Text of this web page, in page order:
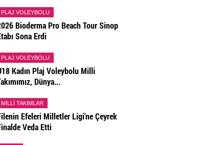
PLAJ VOLEYBOLU
Bioderma Pro Beach Tour Sinop
Sona Erdi
PLAJ VOLEYBOLU
Kadın Plaj Voleybolu Milli
Dünya...
MILLI TAKIMLAR
Efeleri Milletler Ligi'ne Çeyrek
Veda Etti